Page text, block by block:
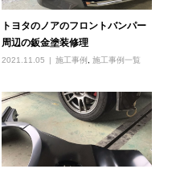
トヨタのノアのフロントバンパー
周辺の鈑金塗装修理
2021.11.05 施工事例 ,施工事例一覧